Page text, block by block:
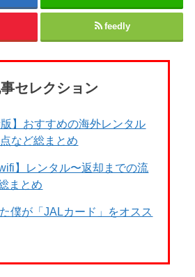
feedly
セレクション
版】おすすめの海外レンタル
など総まとめ
】レンタル〜返却までの流
まとめ
僕が「JALカード」をオスス